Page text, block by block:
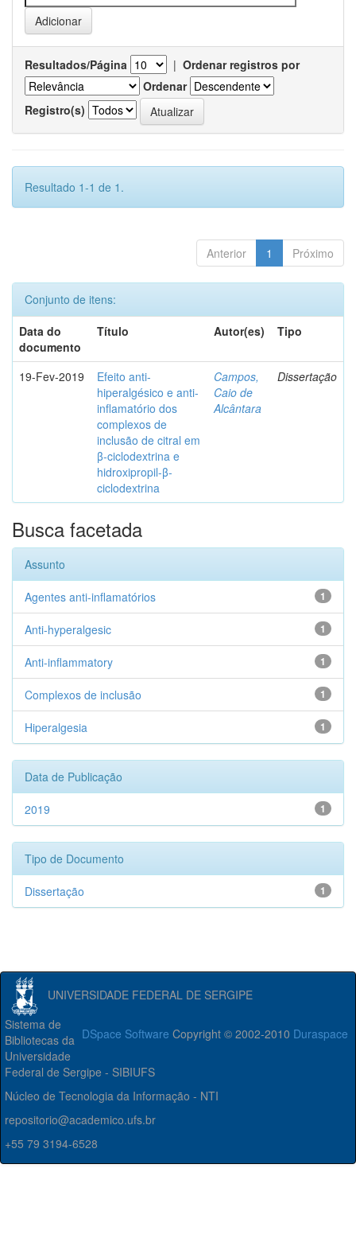
Resultados/Página | Ordenar registros por
Ordenar
Registro(s)
Resultado 1-1 de 1.
Anterior 1 Próximo
Conjunto de itens:
Data do
documento
Título Autor(es) Tipo
19-Fev-2019
Efeito anti-
hiperalgésico e anti-
inflamatório dos
complexos de
inclusão de citral em
β-ciclodextrina e
hidroxipropil-β-
ciclodextrina
Campos,
Caio de
Alcântara
Dissertação
Busca facetada
Assunto
1
Agentes anti-inflamatórios
1
Anti-hyperalgesic
1
Anti-inflammatory
1
Complexos de inclusão
1
Hiperalgesia
Data de Publicação
1
2019
Tipo de Documento
1
Dissertação
UNIVERSIDADE FEDERAL DE SERGIPE
DSpace Software Copyright © 2002-2010 Duraspace
Sistema de
Bibliotecas da
Universidade
Federal de Sergipe - SIBIUFS
Núcleo de Tecnologia da Informação - NTI
repositorio@academico.ufs.br
+55 79 3194-6528